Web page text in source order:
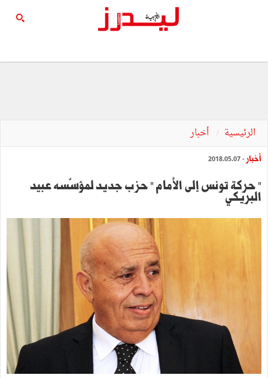
الرئيسية أخبار
أخبار - 2018.05.07
" حركة تونس إلى الأمام " حزب جديد لمؤسّسه عبيد
البريكي